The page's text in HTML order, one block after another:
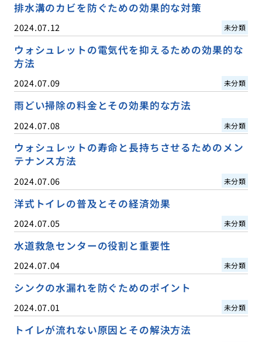
排水溝のカビを防ぐための効果的な対策
2024.07.12 未分類
ウォシュレットの電気代を抑えるための効果的な
方法
2024.07.09 未分類
雨どい掃除の料金とその効果的な方法
2024.07.08 未分類
ウォシュレットの寿命と長持ちさせるためのメン
テナンス方法
2024.07.06 未分類
洋式トイレの普及とその経済効果
2024.07.05 未分類
水道救急センターの役割と重要性
2024.07.04 未分類
シンクの水漏れを防ぐためのポイント
2024.07.01 未分類
トイレが流れない原因とその解決方法